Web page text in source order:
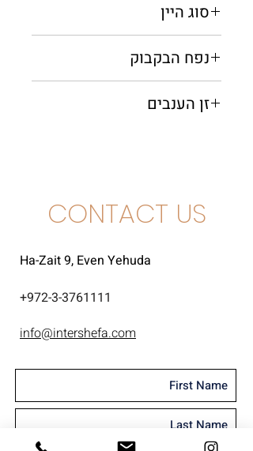
סוג היין
נפח הבקבוק
זן הענבים
CONTACT US
Ha-Zait 9, Even Yehuda
972-3-3761111
+
info@intershefa.com